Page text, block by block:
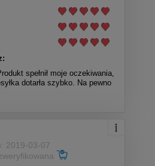
spełnił moje oczekiwania,
dotarła szybko. Na pewno
2019-03-07